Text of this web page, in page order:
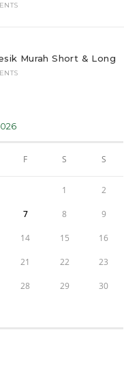
Murah Short & Long
F S S
1 2
7 8 9
14 15 16
21 22 23
28 29 30